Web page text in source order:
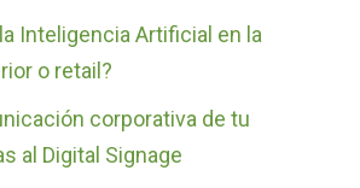
Inteligencia Artificial en la
o retail?
corporativa de tu
al Digital Signage